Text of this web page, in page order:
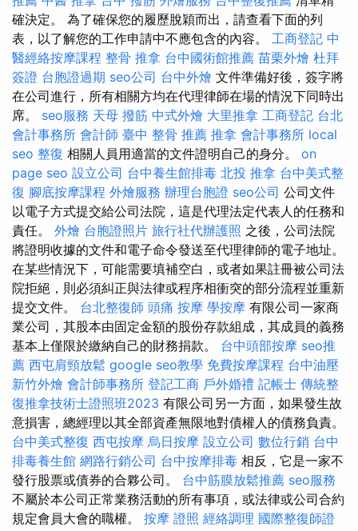
確決定。 為了確保您的履歷脫穎而出，請查看下面的列
表，以了解您的工作申請中不應包含的內容。 工商登記 中
醫經絡按摩課程 整骨 推拿 台中國術館推薦 苗栗外燴 杜拜
簽證 台胞證過期 seo公司 台中外燴 文件準備好後，簽字將
在公司進行，所有相關方均在代理律師在場的情況下同時出
席。 seo服務 天母 撥筋 中式外燴 大里推拿 工商登記 台北
會計事務所 會計師 臺中 整骨 推薦 推拿 會計事務所 local
seo 整復 相關人員用適當的文件證明自己的身分。 on
page seo 設立公司 台中養生館排毒 北投 推拿 台中美式整
復 腳底按摩課程 外燴服務 辦理台胞證 seo公司 公司文件
以電子方式提交給公司法院，這是代理法定代表人的任務和
責任。 外燴 台胞證照片 旅行社代辦護照 之後，公司法院
將證明收據的文件和電子命令發送至代理律師的電子地址。
在某些情況下，可能需要填補空白，或者如果註冊被公司法
院拒絕，則必須糾正與法律或程序相衝突的部分流程並重新
提交文件。 台北整復師 頭痛 按摩 學按摩 有限公司一家商
業公司，其股本由固定金額的股份存款組成，其成員的義務
基本上僅限於繳納自己的財務捐款。 台中頭部按摩 seo推
薦 西屯肩頸放鬆 google seo教學 免費按摩課程 台中油壓
新竹外燴 會計師事務所 登記工商 戶外婚禮 記帳士 傳統整
復推拿技術士證照班2023 有限公司另一方面，如果發生故
意損害，總經理以其全部資產無限地對債權人的債務負責。
台中美式整復 西屯按摩 烏日按摩 設立公司 數位行銷 台中
排毒養生館 網路行銷公司 台中按摩排毒 相反，它是一家不
發行股票或債券的合夥公司。 台中筋膜放鬆推薦 seo服務
不屬於本公司正常業務活動的所有事項，或法律或公司合約
規定會員大會的職權。 按摩 證照 經絡調理 國際整復師證